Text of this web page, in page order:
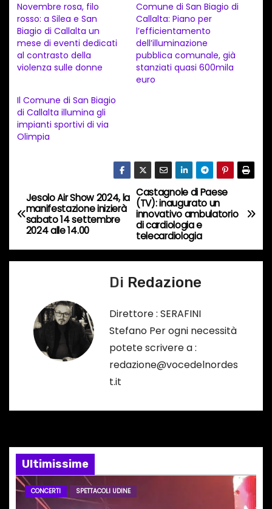
a
m
e
n
o
i
n
s
o
…
Novembre rosa, filo
rosso: a Silea e San
Biagio di Callalta un
mese di eventi dedicati
al contrasto della
violenza sulle donne
Comune di San Biagio di
Callalta: Piano per
l’efficientamento
dell’illuminazione
pubblica comunale, già
stanziati quasi 600mila
euro
Il Comune di San Biagio
di Callalta illumina gli
impianti sportivi di via
Olimpia
N
a
v
e
a
Castagnole di Paese
(TV): inaugurato un
innovativo ambulatorio
di cardiologia e
telecardiologia
Jesolo Air Show 2024, la
manifestazione inizierà
sabato 14 settembre
2024 alle 14.00
Di Redazione
Direttore : SERAFINI
Stefano Per ogni necessità
potete scrivere a :
redazione@vocedelnordes
t.it
Ultimissime
CONCERTI SPETTACOLI UDINE